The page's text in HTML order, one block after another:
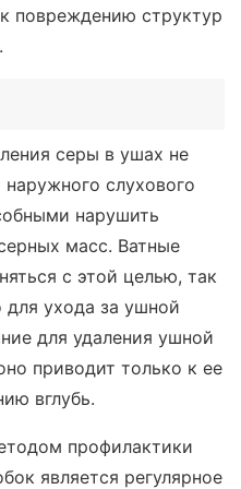
повреждению структур
серы в ушах не
слухового
нарушить
масс. Ватные
с этой целью, так
для ухода за ушной
для удаления ушной
приводит только к ее
вглубь.
профилактики
является регулярное